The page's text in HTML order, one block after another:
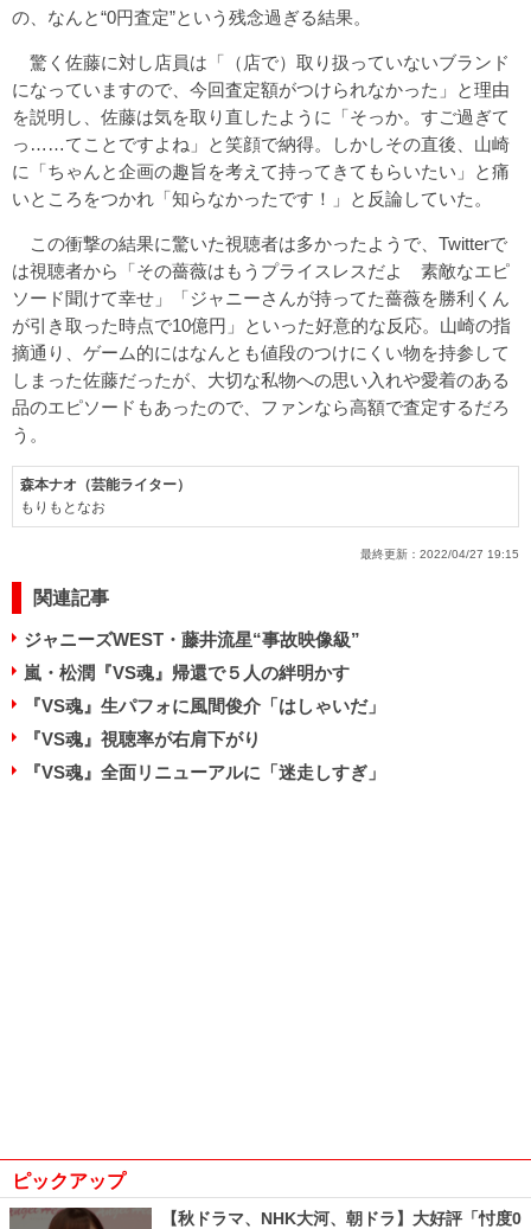
の、なんと“0円査定”という残念過ぎる結果。
驚く佐藤に対し店員は「（店で）取り扱っていないブランド
になっていますので、今回査定額がつけられなかった」と理由
を説明し、佐藤は気を取り直したように「そっか。すご過ぎて
っ……てことですよね」と笑顔で納得。しかしその直後、山崎
に「ちゃんと企画の趣旨を考えて持ってきてもらいたい」と痛
いところをつかれ「知らなかったです！」と反論していた。
この衝撃の結果に驚いた視聴者は多かったようで、Twitterで
は視聴者から「その薔薇はもうプライスレスだよ 素敵なエピ
ソード聞けて幸せ」「ジャニーさんが持ってた薔薇を勝利くん
が引き取った時点で10億円」といった好意的な反応。山崎の指
摘通り、ゲーム的にはなんとも値段のつけにくい物を持参して
しまった佐藤だったが、大切な私物への思い入れや愛着のある
品のエピソードもあったので、ファンなら高額で査定するだろ
う。
森本ナオ（芸能ライター）
もりもとなお
最終更新： 2022/04/27 19:15
関連記事
ジャニーズWEST・藤井流星“事故映像級”
嵐・松潤『VS魂』帰還で５人の絆明かす
『VS魂』生パフォに風間俊介「はしゃいだ」
『VS魂』視聴率が右肩下がり
『VS魂』全面リニューアルに「迷走しすぎ」
ピックアップ
【秋ドラマ、NHK大河、朝ドラ】大好評「忖度0